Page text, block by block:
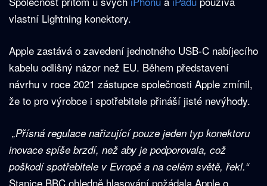
vlastní Lightning konektory.
Apple zastává o zavedení jednotného USB-C nabíjecího
kabelu odlišný názor než EU. Během představení
návrhu v roce 2021 zástupce společnosti Apple zmínil,
že to pro výrobce i spotřebitele přináší jisté nevýhody.
„Přísná regulace nařizující pouze jeden typ konektoru
inovace spíše brzdí, než aby je podporovala, což
poškodí spotřebitele v Evropě a na celém světě, řekl.“
Stanice BBC ohledně hlasování požádala Apple o